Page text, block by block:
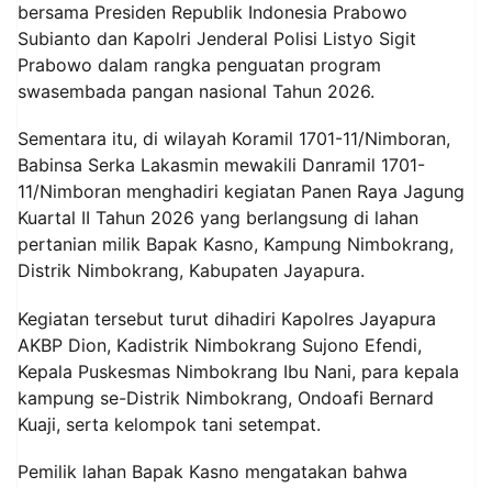
bersama Presiden Republik Indonesia Prabowo
Subianto dan Kapolri Jenderal Polisi Listyo Sigit
Prabowo dalam rangka penguatan program
swasembada pangan nasional Tahun 2026.
Sementara itu, di wilayah Koramil 1701-11/Nimboran,
Babinsa Serka Lakasmin mewakili Danramil 1701-
11/Nimboran menghadiri kegiatan Panen Raya Jagung
Kuartal II Tahun 2026 yang berlangsung di lahan
pertanian milik Bapak Kasno, Kampung Nimbokrang,
Distrik Nimbokrang, Kabupaten Jayapura.
Kegiatan tersebut turut dihadiri Kapolres Jayapura
AKBP Dion, Kadistrik Nimbokrang Sujono Efendi,
Kepala Puskesmas Nimbokrang Ibu Nani, para kepala
kampung se-Distrik Nimbokrang, Ondoafi Bernard
Kuaji, serta kelompok tani setempat.
Pemilik lahan Bapak Kasno mengatakan bahwa